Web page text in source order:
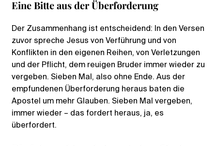
Eine Bitte aus der Überforderung
Der Zusammenhang ist entscheidend: In den Versen
zuvor spreche Jesus von Verführung und von
Konflikten in den eigenen Reihen, von Verletzungen
und der Pflicht, dem reuigen Bruder immer wieder zu
vergeben. Sieben Mal, also ohne Ende. Aus der
empfundenen Überforderung heraus baten die
Apostel um mehr Glauben. Sieben Mal vergeben,
immer wieder – das fordert heraus, ja, es
überfordert.